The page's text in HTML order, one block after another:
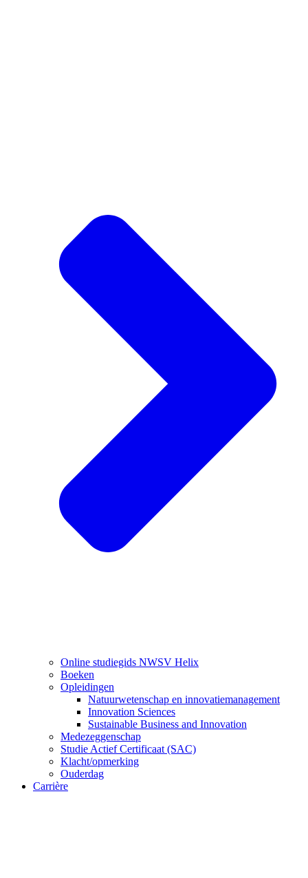
Online studiegids NWSV Helix
Boeken
Opleidingen
Natuurwetenschap en innovatiemanagement
Innovation Sciences
Sustainable Business and Innovation
Medezeggenschap
Studie Actief Certificaat (SAC)
Klacht/opmerking
Ouderdag
Carrière